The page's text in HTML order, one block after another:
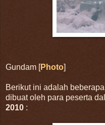
Gundam [Photo]
Berikut ini adalah
dibuat oleh para peserta
2010 :